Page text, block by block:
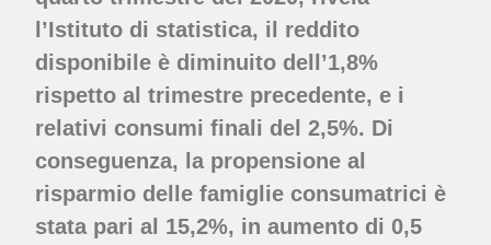
l’Istituto di statistica, il reddito
disponibile è diminuito dell’1,8%
rispetto al trimestre precedente, e i
relativi consumi finali del 2,5%. Di
conseguenza, la propensione al
risparmio delle famiglie consumatrici è
stata pari al 15,2%, in aumento di 0,5